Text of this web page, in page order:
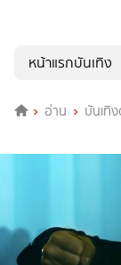
หน้าแรกบันเทิง
อ่าน บันเทิ
Resurrections" เ